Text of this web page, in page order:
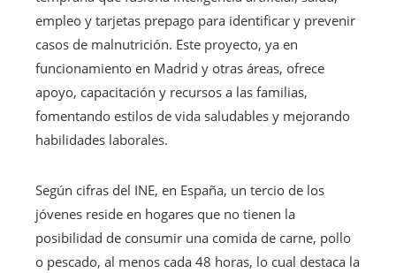
empleo y tarjetas prepago para identificar y prevenir
casos de malnutrición. Este proyecto, ya en
funcionamiento en Madrid y otras áreas, ofrece
apoyo, capacitación y recursos a las familias,
fomentando estilos de vida saludables y mejorando
habilidades laborales.
Según cifras del INE, en España, un tercio de los
jóvenes reside en hogares que no tienen la
posibilidad de consumir una comida de carne, pollo
o pescado, al menos cada 48 horas, lo cual destaca la